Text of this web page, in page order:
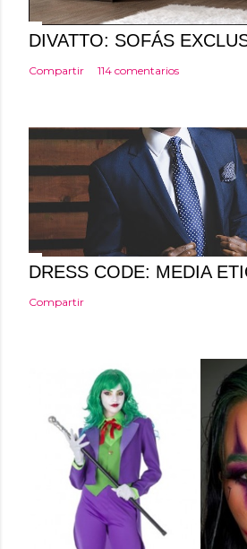
c
o
m
t
r
i
DIVATTO: SOFÁS
Compartir 114 comentarios
DRESS CODE: MEDIA
Compartir